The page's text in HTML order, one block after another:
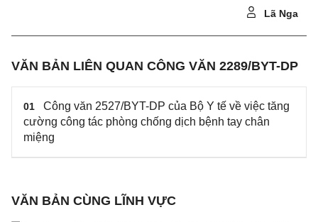
Lã Nga
VĂN BẢN LIÊN QUAN CÔNG VĂN 2289/BYT-DP
01
Công văn 2527/BYT-DP của Bộ Y tế về việc tăng
cường công tác phòng chống dịch bệnh tay chân
miệng
VĂN BẢN CÙNG LĨNH VỰC